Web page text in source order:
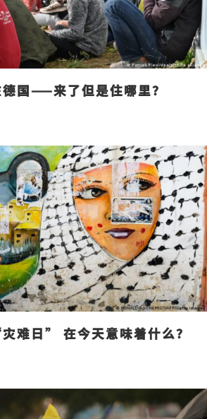
国——来了但是住哪里？
难日” 在今天意味着什么？